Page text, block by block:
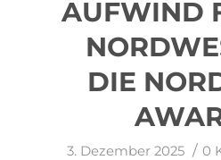
AUFWIND
DIE
3. Dezember 2025 / 0